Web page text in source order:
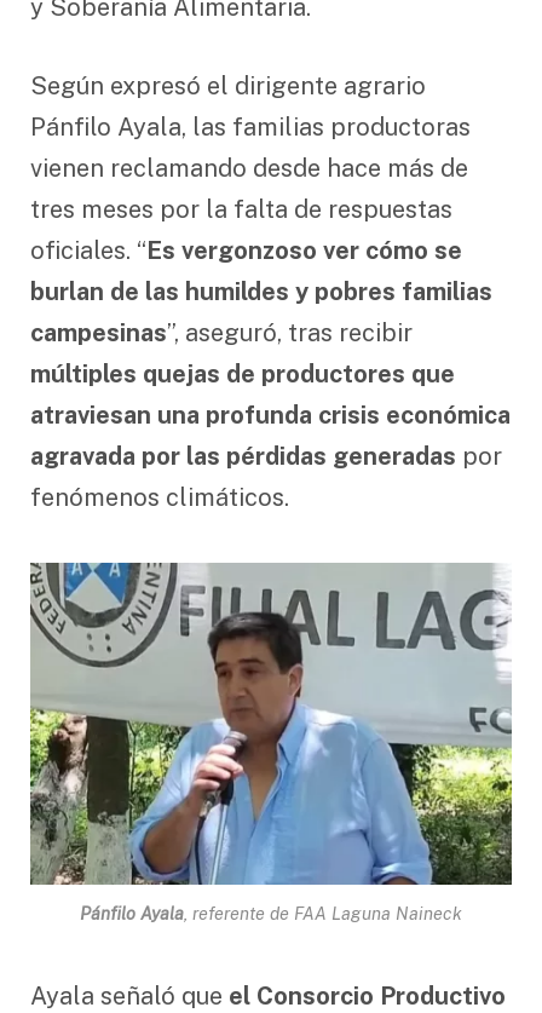
y Soberanía Alimentaria.
Según expresó el dirigente agrario
Pánfilo Ayala, las familias productoras
vienen reclamando desde hace más de
tres meses por la falta de respuestas
oficiales. “Es vergonzoso ver cómo se
burlan de las humildes y pobres familias
campesinas”, aseguró, tras recibir
múltiples quejas de productores que
atraviesan una profunda crisis económica
agravada por las pérdidas generadas por
fenómenos climáticos.
Pánfilo Ayala , referente de FAA Laguna Naineck
Ayala señaló que el Consorcio Productivo